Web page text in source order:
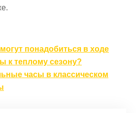
понадобиться в ходе
к теплому сезону?
часы в классическом